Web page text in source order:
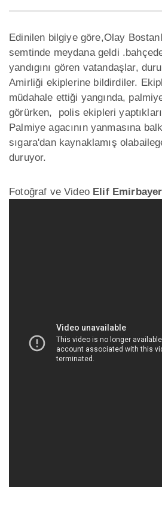
Edinilen bilgiye göre,Olay
semtinde meydana geldi
yandıgını gören vatandaşlar,
Amirliği ekiplerine bildirdiler.
müdahale ettiği yangında,
görürken, polis ekipleri
Palmiye agacının yanmasına
sıgara'dan kaynaklamış
duruyor.
Fotoğraf ve Video Elif Emirbayer